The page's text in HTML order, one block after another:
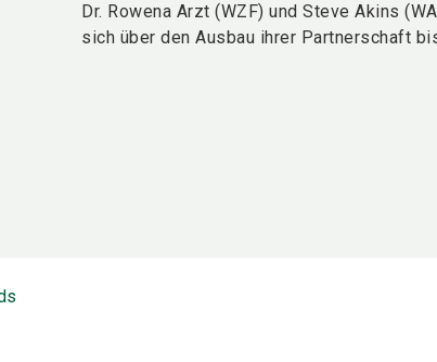
Dr. Rowena Arzt (WZF) und Steve Akins
sich über den Ausbau ihrer Partnerschaft